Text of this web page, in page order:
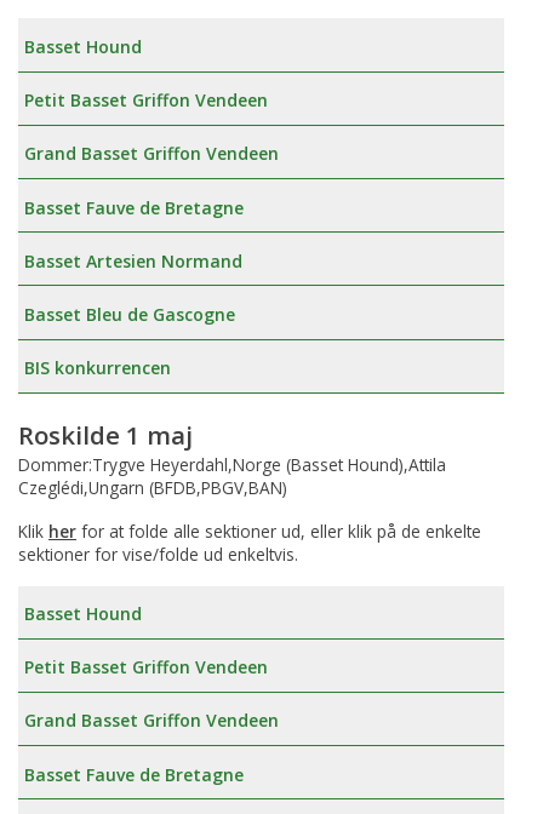
Basset Hound
Petit Basset Griffon Vendeen
Grand Basset Griffon Vendeen
Basset Fauve de Bretagne
Basset Artesien Normand
Basset Bleu de Gascogne
BIS konkurrencen
Roskilde 1 maj
Dommer:Trygve Heyerdahl,Norge (Basset Hound),Attila
Czeglédi,Ungarn (BFDB,PBGV,BAN)
Klik her for at folde alle sektioner ud, eller klik på de enkelte
sektioner for vise/folde ud enkeltvis.
Basset Hound
Petit Basset Griffon Vendeen
Grand Basset Griffon Vendeen
Basset Fauve de Bretagne